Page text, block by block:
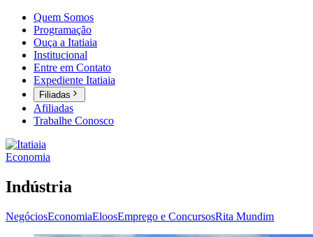
Quem Somos
Programação
Ouça a Itatiaia
Institucional
Entre em Contato
Expediente Itatiaia
Filiadas
Afiliadas
Trabalhe Conosco
Economia
Indústria
NegóciosEconomiaEloosEmprego e ConcursosRita Mundim